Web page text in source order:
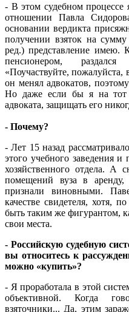
- В этом судебном процессе
отношении Павла
основании вердикта
получении взяток на
ред.) представление имею.
пенсионером,
«Поучаствуйте,
он менял адвокатов,
Но даже если бы я на тот
адвоката, защищать его
- Почему?
- Лет 15 назад
этого учебного заведения и
хозяйственного отдела.
помещений вуза в
признали виновными.
качестве свидетеля, хотя,
быть таким же фигурантом,
свои места.
- Российскую судебную
вы относитесь к
можно «купить»?
- Я проработала в этой
объективной. Когда
взяточники... Да, этим